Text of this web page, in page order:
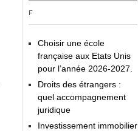
F
Choisir une école
française aux Etats Unis
pour l’année 2026-2027.
Droits des étrangers :
quel accompagnement
juridique
Investissement immobilier